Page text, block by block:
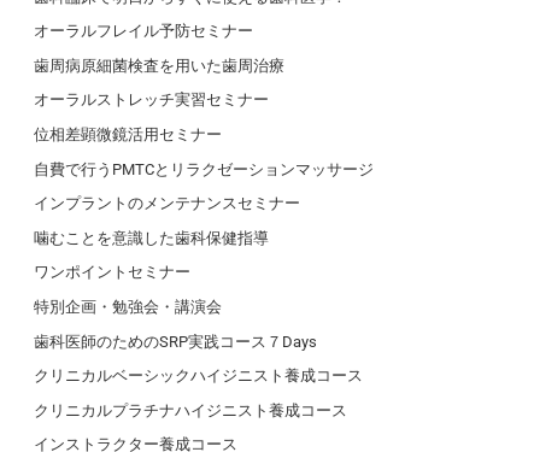
オーラルフレイル予防セミナー
歯周病原細菌検査を用いた歯周治療
オーラルストレッチ実習セミナー
位相差顕微鏡活用セミナー
自費で行うPMTCとリラクゼーションマッサージ
インプラントのメンテナンスセミナー
噛むことを意識した歯科保健指導
ワンポイントセミナー
特別企画・勉強会・講演会
歯科医師のためのSRP実践コース７Days
クリニカルベーシックハイジニスト養成コース
クリニカルプラチナハイジニスト養成コース
インストラクター養成コース